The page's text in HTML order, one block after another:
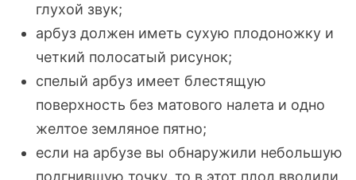
глухой звук;
арбуз должен иметь сухую плодоножку и
четкий полосатый рисунок;
спелый арбуз имеет блестящую
поверхность без матового налета и одно
желтое земляное пятно;
если на арбузе вы обнаружили небольшую
подгнившую точку, то в этот плод вводили